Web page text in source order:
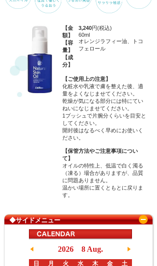
【金
額】
【容
量】
【成
分】
3,240円(税込)
60ml
オレンジラフィー油、トコ
フェロール
【ご使用上の注意】
化粧水や乳液で膚を整えた後、適
量をよくなじませてください。
乾燥が気になる部分には特にてい
ねいになじませてください。
1プッシュで片腕分くらいを目安と
してください。
開封後はなるべく早めにお使いく
ださい。
【保管方法やご注意事項につい
て】
オイルの特性上、低温で白く濁る
（凍る）場合がありますが、品質
に問題ありません。
温かい場所に置くともとに戻りま
す。
◆サイドメニュー